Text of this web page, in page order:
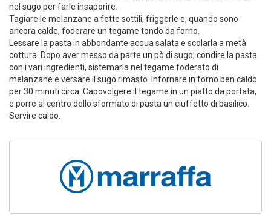
nel sugo per farle insaporire.
Tagiare le melanzane a fette sottili, friggerle e, quando sono
ancora calde, foderare un tegame tondo da forno.
Lessare la pasta in abbondante acqua salata e scolarla a metà
cottura. Dopo aver messo da parte un pò di sugo, condire la pasta
con i vari ingredienti, sistemarla nel tegame foderato di
melanzane e versare il sugo rimasto. Infornare in forno ben caldo
per 30 minuti circa. Capovolgere il tegame in un piatto da portata,
e porre al centro dello sformato di pasta un ciuffetto di basilico.
Servire caldo.